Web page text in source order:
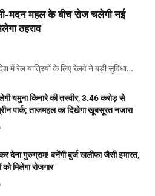
मदन महल के बीच रोज चलेगी नई
ठहराव
में रेल यात्रियों के लिए रेलवे ने बड़ी सुविधा…
यमुना किनारे की तस्वीर, 3.46 करोड़ से
पार्क; ताजमहल का दिखेगा खूबसूरत नजारा
देना गुरुग्राम! बनेंगी बुर्ज खलीफा जैसी इमारत,
मिलेगा रोजगार